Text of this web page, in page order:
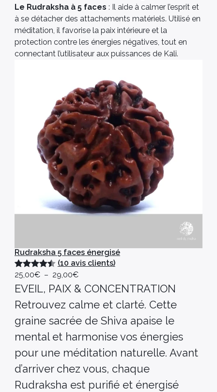
Le Rudraksha à 5 faces : Il aide à calmer l’esprit et
à se détacher des attachements matériels. Utilisé en
méditation, il favorise la paix intérieure et la
protection contre les énergies négatives, tout en
connectant l’utilisateur aux puissances de Kali.
Rudraksha 5 faces énergisé
Noté4.50
sur 5
sur
10
notations
client
(10 avis clients)
25,00€ – 29,00€
EVEIL, PAIX & CONCENTRATION
Retrouvez calme et clarté. Cette
graine sacrée de Shiva apaise le
mental et harmonise vos énergies
pour une méditation naturelle. Avant
d’arriver chez vous, chaque
Rudraksha est purifié et énergisé